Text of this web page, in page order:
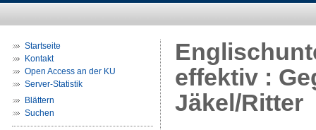
Startseite
Kontakt
Open Access an der KU
Server-Statistik
Blättern
Suchen
effektiv :
Jäkel/Ritter